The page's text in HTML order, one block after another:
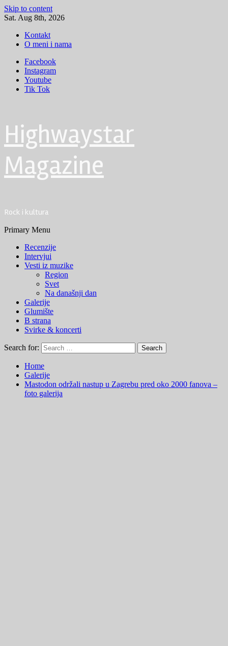
Skip to content
Sat. Aug 8th, 2026
Kontakt
O meni i nama
Facebook
Instagram
Youtube
Tik Tok
Highwaystar
Magazine
Rock i kultura
Primary Menu
Recenzije
Intervjui
Vesti iz muzike
Region
Svet
Na današnji dan
Galerije
Glumište
B strana
Svirke & koncerti
Search for:
Home
Galerije
Mastodon održali nastup u Zagrebu pred oko 2000 fanova –
foto galerija